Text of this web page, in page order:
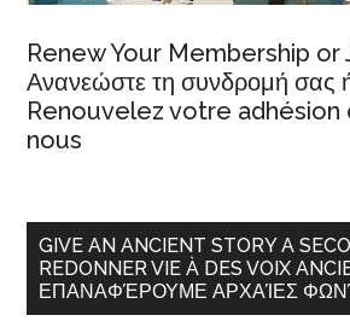
Renew Your Membership or
Ανανεώστε τη συνδρομή σας ή
Renouvelez votre
nous
GIVE AN ANCIENT STORY A
REDONNER VIE À DES VOIX
ΕΠΑΝΑΦΈΡΟΥΜΕ ΑΡΧΑΊΕΣ